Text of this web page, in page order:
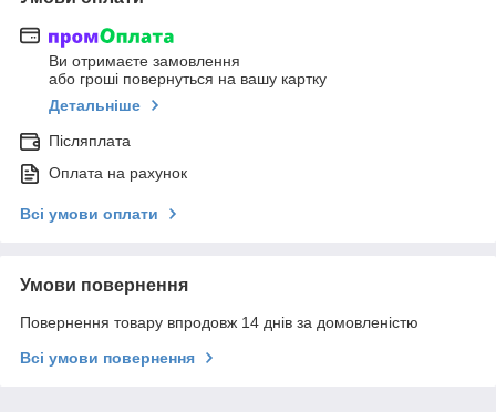
Ви отримаєте замовлення
або гроші повернуться на вашу картку
Детальніше
Післяплата
Оплата на рахунок
Всі умови оплати
Умови повернення
Повернення товару впродовж 14 днів за домовленістю
Всі умови повернення